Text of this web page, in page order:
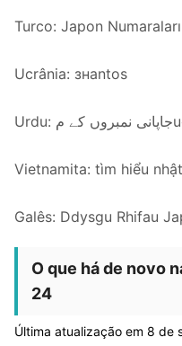
Turco: Japon
Ucrânia: знаntos
Vietnamita: tìm hiểu
Galês: Ddysgu Rhifau
O que há de novo
24
Última atualização em 8 de